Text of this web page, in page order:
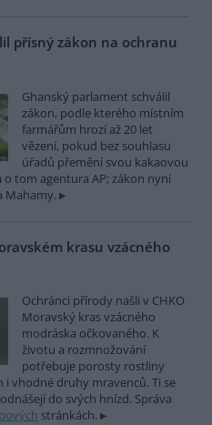
přísný zákon na ochranu
Ghanský parlament schválil
zákon, podle kterého místním
farmářům hrozí až 20 let
vězení, pokud bez souhlasu
úřadů přemění svou kakaovou
tom agentura AP; zákon nyní
Mahamy.
krasu vzácného
Ochránci přírody našli v CHKO
Moravský kras vzácného
modráska očkovaného. K
životu a rozmnožování
potřebuje porosty rostliny
vhodné druhy mravenců. Ti se
do svých hnízd. Správa
stránkách.